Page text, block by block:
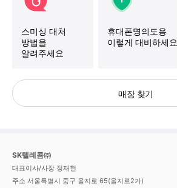
스미싱 대처
방법을
알려주세요
휴대폰명의도용
이렇게 대비하세요
매장 찾기
SK텔레콤㈜
대표이사/사장 정재헌
주소 서울특별시 중구 을지로 65(을지로2가)